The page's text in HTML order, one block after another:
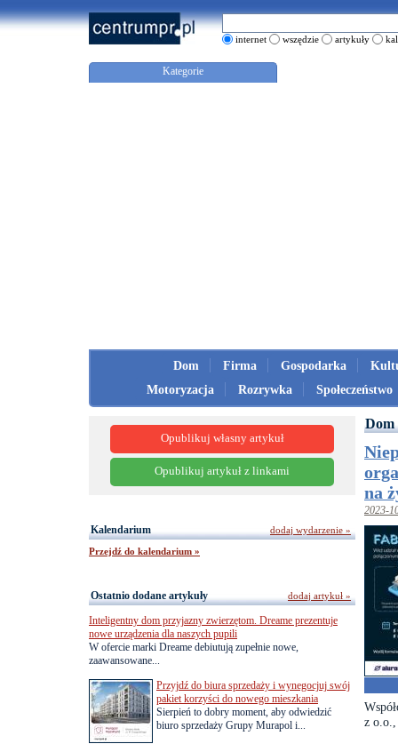
internet wszędzie artykuły
Kategorie
Dom Firma Gospodarka
Motoryzacja
Rozrywka Społeczeństwo
Dom
na
2023-
z
Opublikuj własny artykuł
Opublikuj artykuł z linkami
Kalendarium
Przejdź do kalendarium »
dodaj wydarzenie »
Ostatnio dodane artykuły
Inteligentny dom przyjazny zwierzętom. Dreame prezentuje
nowe urządzenia dla naszych pupili
W ofercie marki Dreame debiutują zupełnie nowe,
zaawansowane...
Przyjdź do biura sprzedaży i wynegocjuj swój
pakiet korzyści do nowego mieszkania
Sierpień to dobry moment, aby odwiedzić
biuro sprzedaży Grupy Murapol i...
dodaj artykuł »